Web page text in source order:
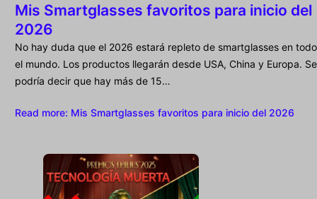
Mis Smartglasses favoritos para inicio del
2026
No hay duda que el 2026 estará repleto de smartglasses en todo
el mundo. Los productos llegarán desde USA, China y Europa. Se
podría decir que hay más de 15…
Read more: Mis Smartglasses favoritos para inicio del 2026